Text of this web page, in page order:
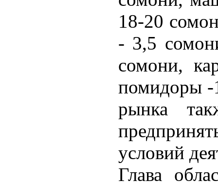
18-20
- 3,5
сомони,
помидоры -
рынка
условий
Глава